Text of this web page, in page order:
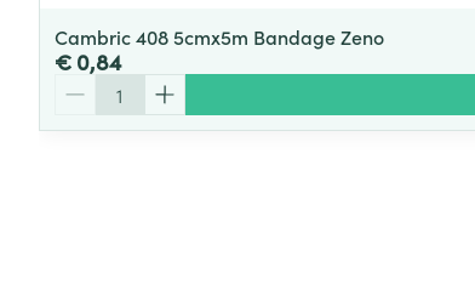
Cambric 408 5cmx5m Bandage Zeno
€ 0,84